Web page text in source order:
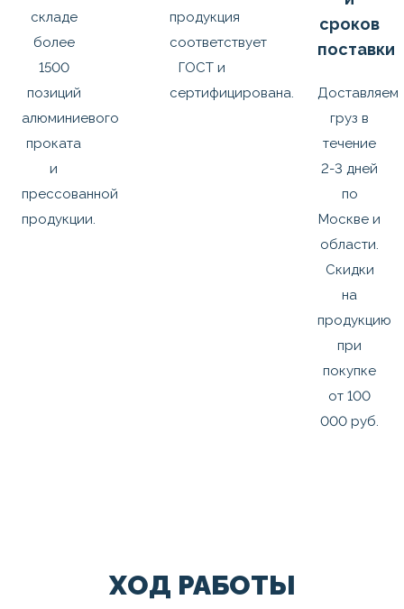
складе
более
1500
позиций
алюминиевого
проката
и
прессованной
продукции.
продукция
соответствует
ГОСТ и
сертифицирована.
сроков
поставки
Доставляем
груз в
течение
2-3 дней
по
Москве и
области.
Скидки
на
продукцию
при
покупке
от 100
000 руб.
ХОД РАБОТЫ